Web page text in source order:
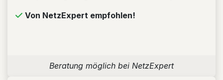
Von NetzExpert empfohlen!
Beratung möglich bei NetzExpert